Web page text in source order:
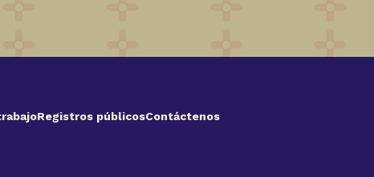
Registros públicosContáctenos